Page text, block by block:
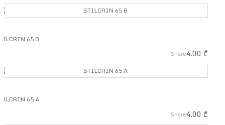
65 B
4.00 ₾
Share
65 A
4.00 ₾
Share